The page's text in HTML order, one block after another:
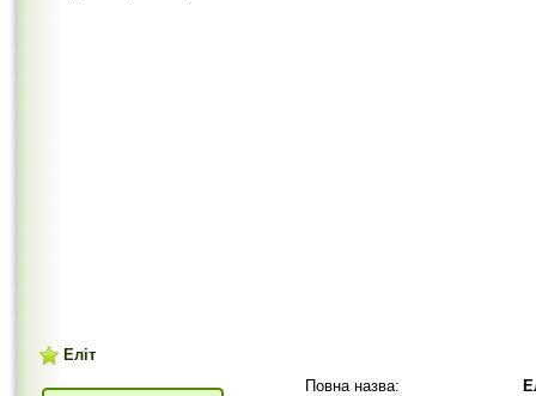
Еліт
Повна назва: